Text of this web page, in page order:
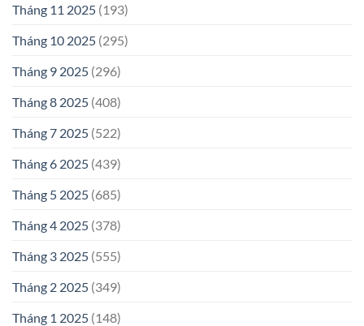
Tháng 11 2025 (193)
Tháng 10 2025 (295)
Tháng 9 2025 (296)
Tháng 8 2025 (408)
Tháng 7 2025 (522)
Tháng 6 2025 (439)
Tháng 5 2025 (685)
Tháng 4 2025 (378)
Tháng 3 2025 (555)
Tháng 2 2025 (349)
Tháng 1 2025 (148)